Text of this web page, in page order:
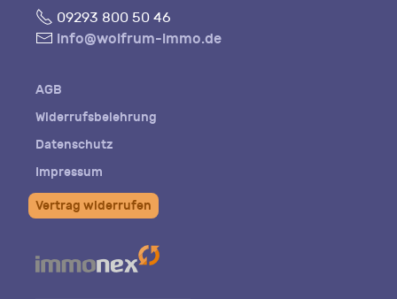
Fon09293 800 50 46
E- info@wolfrum-immo.de
AGB
Widerrufsbelehrung
Datenschutz
Impressum
Vertrag widerrufen